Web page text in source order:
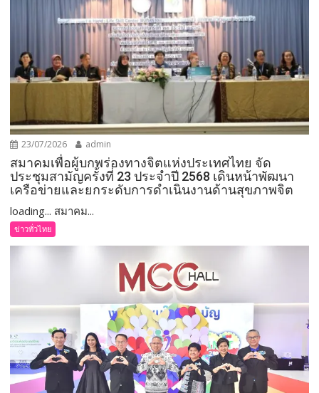
23/07/2026 admin
สมาคมเพื่อผู้บกพร่องทางจิตแห่งประเทศไทย จัด
ประชุมสามัญครั้งที่ 23 ประจำปี 2568 เดินหน้าพัฒนา
เครือข่ายและยกระดับการดำเนินงานด้านสุขภาพจิต
loading... สมาคม...
ข่าวทั่วไทย